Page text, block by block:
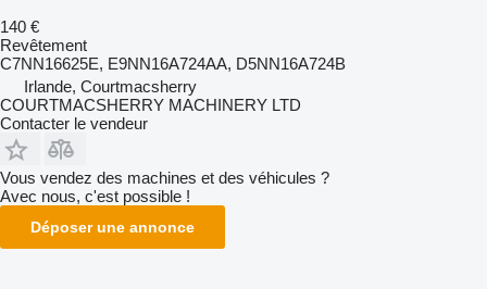
140 €
Revêtement
C7NN16625E, E9NN16A724AA, D5NN16A724B
Irlande, Courtmacsherry
COURTMACSHERRY MACHINERY LTD
Contacter le vendeur
Vous vendez des machines et des véhicules ?
Avec nous, c'est possible !
Déposer une annonce